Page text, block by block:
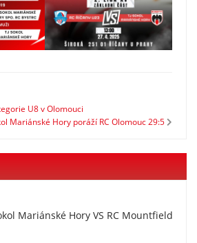
U8 v Olomouci
Mariánské Hory poráží RC Olomouc 29:5
Mariánské Hory VS RC Mountfield